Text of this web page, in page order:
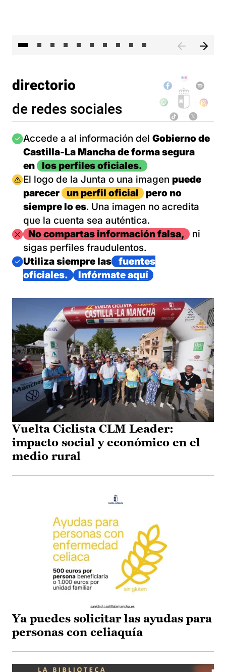
directorio
de redes sociales
Imagen
Accede a al información del Gobierno de
Castilla-La Mancha de forma segura
en
los perfiles oficiales.
Imagen
El logo de la Junta o una imagen puede
parecer
un perfil oficial
pero no
siempre lo es. Una imagen no acredita
que la cuenta sea auténtica.
ImagenNo compartas información falsa,
ni
sigas perfiles fraudulentos.
Imagen
Utiliza siempre las
fuentes
oficiales.
Infórmate aquí
Vuelta Ciclista CLM Leader:
impacto social y económico en el
medio rural
Ya puedes solicitar las ayudas para
personas con celiaquía